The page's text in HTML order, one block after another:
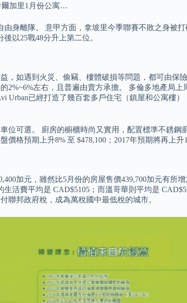
爾加里1月份公寓…
身離隊。 意甲方面，拿坡里今季聯賽不敗之身被
以25戰48分升上第二位。
如遇到火災、偷竊、樓體破損等問題，都可由保
2%~6%左右，且普遍由賣方承擔。 多倫多地產局
Urban已經打造了幾百套多戶住宅（鎮屋和公寓樓
位可選。 廚房的櫥櫃時尚又實用，配置標準不銹
格預期上升8% 至 $478,100；2017年預期將再上升
加元，雖然比5月份的房屋售價439,700加元有所
活費平均是 CAD$5105；而溫哥華則平均是
聯邦政府稅，成為萬稅國中最低稅的城市。